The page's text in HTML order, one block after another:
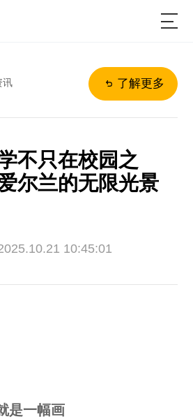
讯 了解更多
不只在校园之
尔兰的无限光景
10:45:01
是一幅画